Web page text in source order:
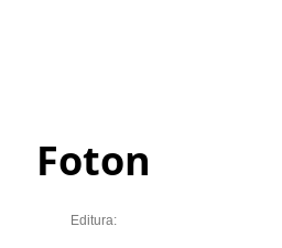
Foton
Editura: